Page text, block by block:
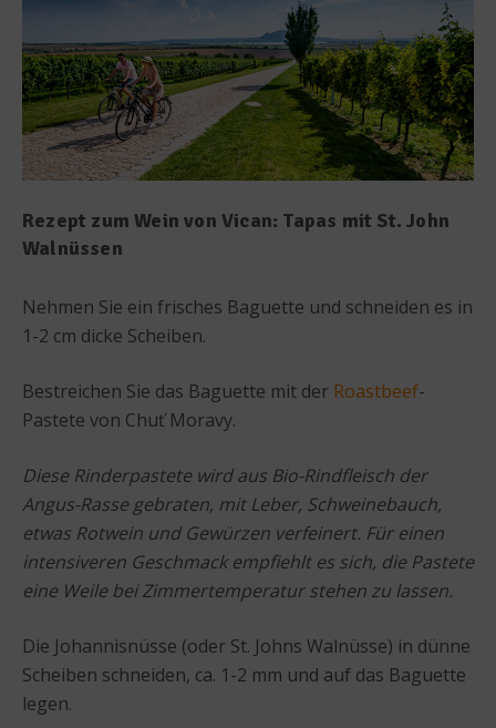
Rezept zum Wein von Vican: Tapas mit St. John
Walnüssen
Nehmen Sie ein frisches Baguette und schneiden es in
1-2 cm dicke Scheiben.
Bestreichen Sie das Baguette mit der Roastbeef-
Pastete von Chuť Moravy.
Diese Rinderpastete wird aus Bio-Rindfleisch der
Angus-Rasse gebraten, mit Leber, Schweinebauch,
etwas Rotwein und Gewürzen verfeinert. Für einen
intensiveren Geschmack empfiehlt es sich, die Pastete
eine Weile bei Zimmertemperatur stehen zu lassen.
Die Johannisnüsse (oder St. Johns Walnüsse) in dünne
Scheiben schneiden, ca. 1-2 mm und auf das Baguette
legen.